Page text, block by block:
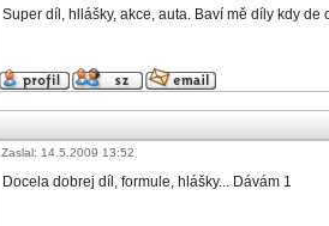
Super díl, hllášky, akce, auta. Baví mě díly kdy
Zaslal: 14.5.2009 13:52
Docela dobrej díl, formule, hlášky... Dávám 1